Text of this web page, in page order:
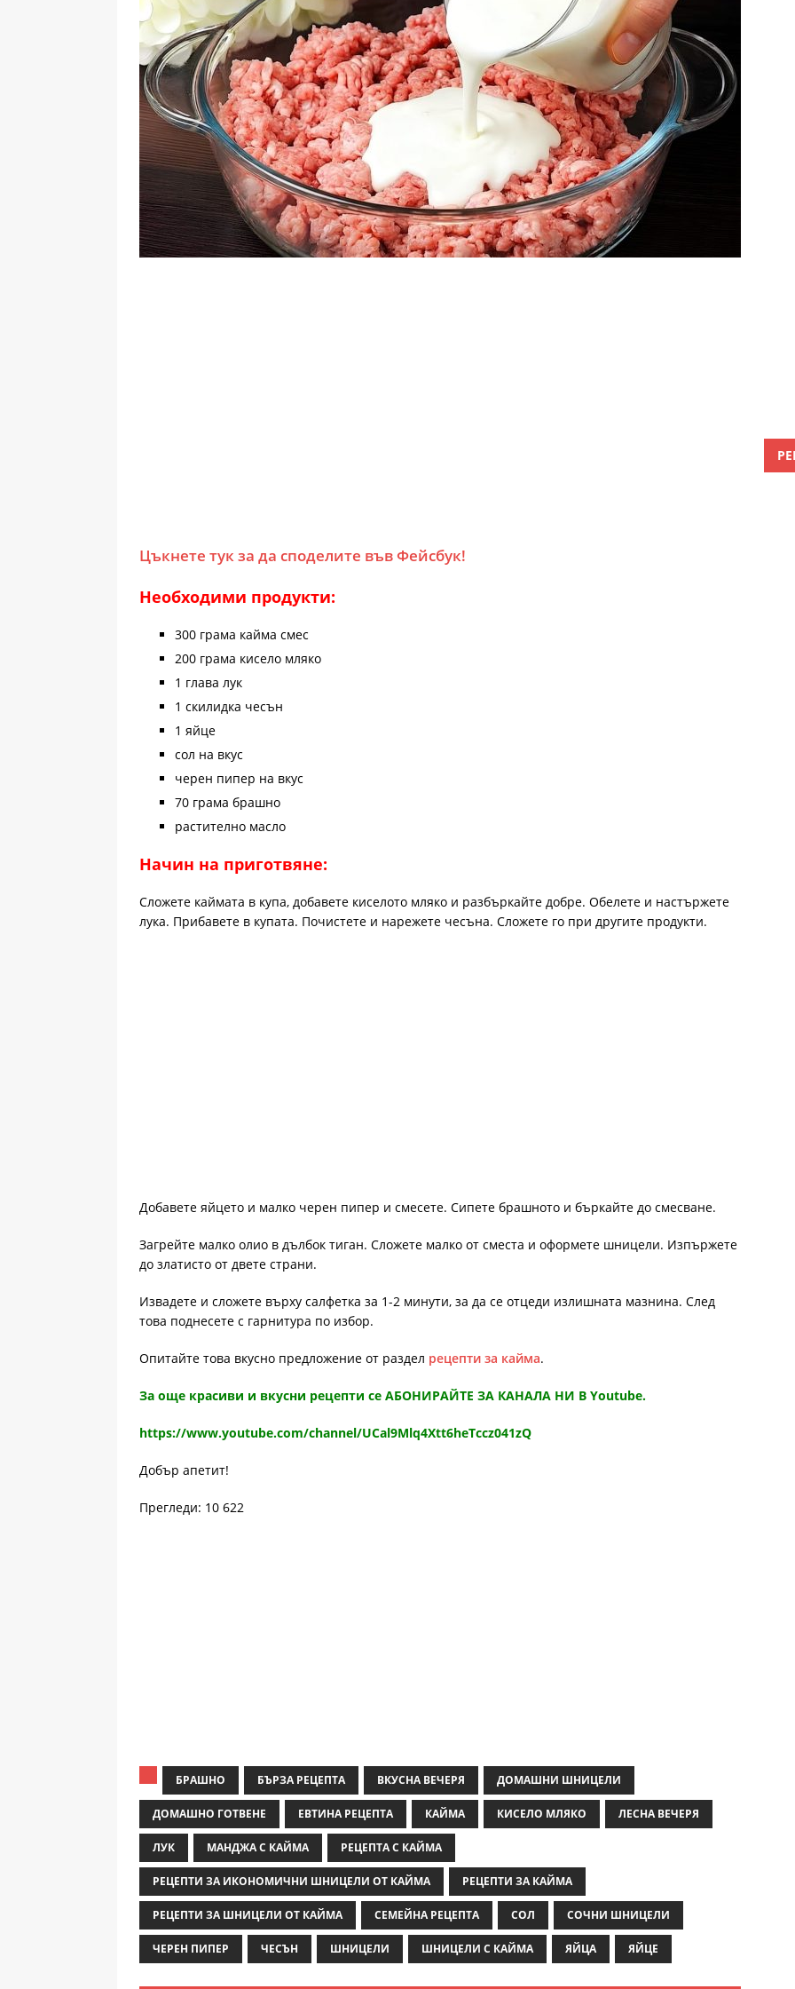
Цъкнете тук за да споделите във Фейсбук!
Необходими продукти:
300 грама кайма смес
200 грама кисело мляко
1 глава лук
1 скилидка чесън
1 яйце
сол на вкус
черен пипер на вкус
70 грама брашно
растително масло
Начин на приготвяне:
Сложете каймата в купа, добавете киселото мляко и разбъркайте добре. Обелете и настържете
лука. Прибавете в купата. Почистете и нарежете чесъна. Сложете го при другите продукти.
Добавете яйцето и малко черен пипер и смесете. Сипете брашното и бъркайте до смесване.
Загрейте малко олио в дълбок тиган. Сложете малко от сместа и оформете шницели. Изпържете
до златисто от двете страни.
Извадете и сложете върху салфетка за 1-2 минути, за да се отцеди излишната мазнина. След
това поднесете с гарнитура по избор.
Опитайте това вкусно предложение от раздел рецепти за кайма.
За oще красиви и вкусни рецепти се АБОНИРАЙТЕ ЗА КАНАЛА НИ В Youtube.
https://www.youtube.com/channel/UCal9Mlq4Xtt6heTccz041zQ
Добър апетит!
Прегледи: 10 622
БРАШНО БЪРЗА РЕЦЕПТА ВКУСНА ВЕЧЕРЯ ДОМАШНИ ШНИЦЕЛИ
ДОМАШНО ГОТВЕНЕ ЕВТИНА РЕЦЕПТА КАЙМА КИСЕЛО МЛЯКО ЛЕСНА ВЕЧЕРЯ
ЛУК МАНДЖА С КАЙМА РЕЦЕПТА С КАЙМА
РЕЦЕПТИ ЗА ИКОНОМИЧНИ ШНИЦЕЛИ ОТ КАЙМА РЕЦЕПТИ ЗА КАЙМА
РЕЦЕПТИ ЗА ШНИЦЕЛИ ОТ КАЙМА СЕМЕЙНА РЕЦЕПТА СОЛ СОЧНИ ШНИЦЕЛИ
ЧЕРЕН ПИПЕР ЧЕСЪН ШНИЦЕЛИ ШНИЦЕЛИ С КАЙМА ЯЙЦА ЯЙЦЕ